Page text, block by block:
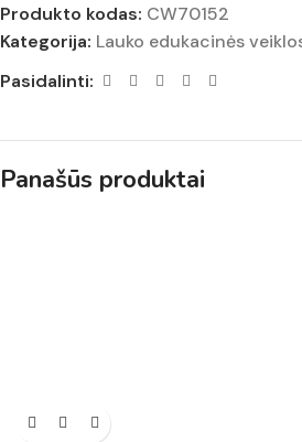
Produkto kodas: CW70152
Kategorija: Lauko edukacinės
Pasidalinti:
Panašūs produktai